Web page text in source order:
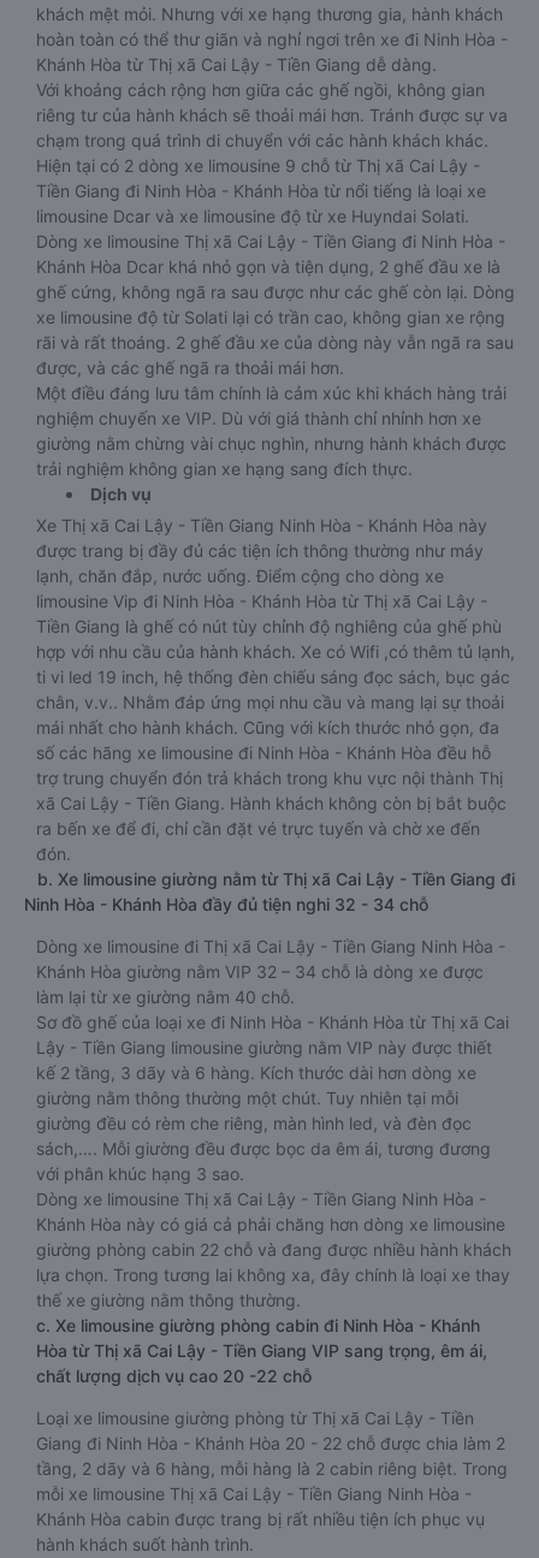
khách mệt mỏi. Nhưng với xe hạng thương gia, hành khách
hoàn toàn có thể thư giãn và nghỉ ngơi trên xe đi Ninh Hòa -
Khánh Hòa từ Thị xã Cai Lậy - Tiền Giang dễ dàng.
Với khoảng cách rộng hơn giữa các ghế ngồi, không gian
riêng tư của hành khách sẽ thoải mái hơn. Tránh được sự va
chạm trong quá trình di chuyển với các hành khách khác.
Hiện tại có 2 dòng xe limousine 9 chỗ từ Thị xã Cai Lậy -
Tiền Giang đi Ninh Hòa - Khánh Hòa từ nổi tiếng là loại xe
limousine Dcar và xe limousine độ từ xe Huyndai Solati.
Dòng xe limousine Thị xã Cai Lậy - Tiền Giang đi Ninh Hòa -
Khánh Hòa Dcar khá nhỏ gọn và tiện dụng, 2 ghế đầu xe là
ghế cứng, không ngã ra sau được như các ghế còn lại. Dòng
xe limousine độ từ Solati lại có trần cao, không gian xe rộng
rãi và rất thoáng. 2 ghế đầu xe của dòng này vẫn ngã ra sau
được, và các ghế ngã ra thoải mái hơn.
Một điều đáng lưu tâm chính là cảm xúc khi khách hàng trải
nghiệm chuyến xe VIP. Dù với giá thành chỉ nhỉnh hơn xe
giường nằm chừng vài chục nghìn, nhưng hành khách được
trải nghiệm không gian xe hạng sang đích thực.
Dịch vụ
Xe Thị xã Cai Lậy - Tiền Giang Ninh Hòa - Khánh Hòa này
được trang bị đầy đủ các tiện ích thông thường như máy
lạnh, chăn đắp, nước uống. Điểm cộng cho dòng xe
limousine Vip đi Ninh Hòa - Khánh Hòa từ Thị xã Cai Lậy -
Tiền Giang là ghế có nút tùy chỉnh độ nghiêng của ghế phù
hợp với nhu cầu của hành khách. Xe có Wifi ,có thêm tủ lạnh,
ti vi led 19 inch, hệ thống đèn chiếu sáng đọc sách, bục gác
chân, v.v.. Nhằm đáp ứng mọi nhu cầu và mang lại sự thoải
mái nhất cho hành khách. Cũng với kích thước nhỏ gọn, đa
số các hãng xe limousine đi Ninh Hòa - Khánh Hòa đều hỗ
trợ trung chuyển đón trả khách trong khu vực nội thành Thị
xã Cai Lậy - Tiền Giang. Hành khách không còn bị bắt buộc
ra bến xe để đi, chỉ cần đặt vé trực tuyến và chờ xe đến
đón.
b. Xe limousine giường nằm từ Thị xã Cai Lậy - Tiền Giang đi
Ninh Hòa - Khánh Hòa đầy đủ tiện nghi 32 - 34 chỗ
Dòng xe limousine đi Thị xã Cai Lậy - Tiền Giang Ninh Hòa -
Khánh Hòa giường nằm VIP 32 – 34 chỗ là dòng xe được
làm lại từ xe giường nằm 40 chỗ.
Sơ đồ ghế của loại xe đi Ninh Hòa - Khánh Hòa từ Thị xã Cai
Lậy - Tiền Giang limousine giường nằm VIP này được thiết
kế 2 tầng, 3 dãy và 6 hàng. Kích thước dài hơn dòng xe
giường nằm thông thường một chút. Tuy nhiên tại mỗi
giường đều có rèm che riêng, màn hình led, và đèn đọc
sách,…. Mỗi giường đều được bọc da êm ái, tương đương
với phân khúc hạng 3 sao.
Dòng xe limousine Thị xã Cai Lậy - Tiền Giang Ninh Hòa -
Khánh Hòa này có giá cả phải chăng hơn dòng xe limousine
giường phòng cabin 22 chỗ và đang được nhiều hành khách
lựa chọn. Trong tương lai không xa, đây chính là loại xe thay
thế xe giường nằm thông thường.
c. Xe limousine giường phòng cabin đi Ninh Hòa - Khánh
Hòa từ Thị xã Cai Lậy - Tiền Giang VIP sang trọng, êm ái,
chất lượng dịch vụ cao 20 -22 chỗ
Loại xe limousine giường phòng từ Thị xã Cai Lậy - Tiền
Giang đi Ninh Hòa - Khánh Hòa 20 - 22 chỗ được chia làm 2
tầng, 2 dãy và 6 hàng, mỗi hàng là 2 cabin riêng biệt. Trong
mỗi xe limousine Thị xã Cai Lậy - Tiền Giang Ninh Hòa -
Khánh Hòa cabin được trang bị rất nhiều tiện ích phục vụ
hành khách suốt hành trình.